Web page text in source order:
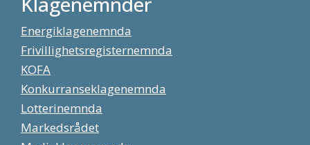
Energiklagenemnda
Frivillighetsregisternemnda
KOFA
Konkurranseklagenemnda
Lotterinemnda
Markedsrådet